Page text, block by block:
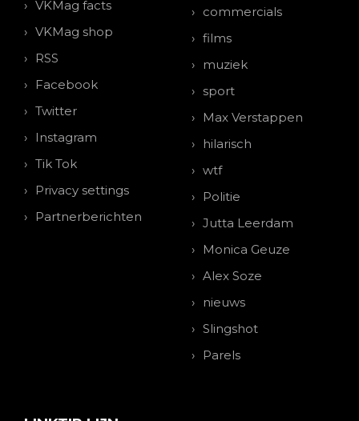
VKMag facts
VKMag shop
RSS
Facebook
Twitter
Instagram
Tik Tok
Privacy settings
Partnerberichten
commercials
films
muziek
sport
Max Verstappen
hilarisch
wtf
Politie
Jutta Leerdam
Monica Geuze
Alex Soze
nieuws
Slingshot
Parels